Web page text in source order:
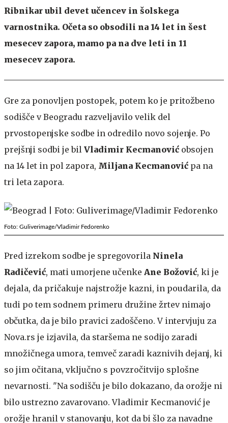
Ribnikar ubil devet učencev in šolskega
varnostnika. Očeta so obsodili na 14 let in šest
mesecev zapora, mamo pa na dve leti in 11
mesecev zapora.
Gre za ponovljen postopek, potem ko je pritožbeno
sodišče v Beogradu razveljavilo velik del
prvostopenjske sodbe in odredilo novo sojenje. Po
prejšnji sodbi je bil Vladimir Kecmanović obsojen
na 14 let in pol zapora, Miljana Kecmanović pa na
tri leta zapora.
Foto: Guliverimage/Vladimir Fedorenko
Pred izrekom sodbe je spregovorila Ninela
Radičević, mati umorjene učenke Ane Božović, ki je
dejala, da pričakuje najstrožje kazni, in poudarila, da
tudi po tem sodnem primeru družine žrtev nimajo
občutka, da je bilo pravici zadoščeno. V intervjuju za
Nova.rs je izjavila, da staršema ne sodijo zaradi
množičnega umora, temveč zaradi kaznivih dejanj, ki
so jim očitana, vključno s povzročitvijo splošne
nevarnosti. "Na sodišču je bilo dokazano, da orožje ni
bilo ustrezno zavarovano. Vladimir Kecmanović je
orožje hranil v stanovanju, kot da bi šlo za navadne